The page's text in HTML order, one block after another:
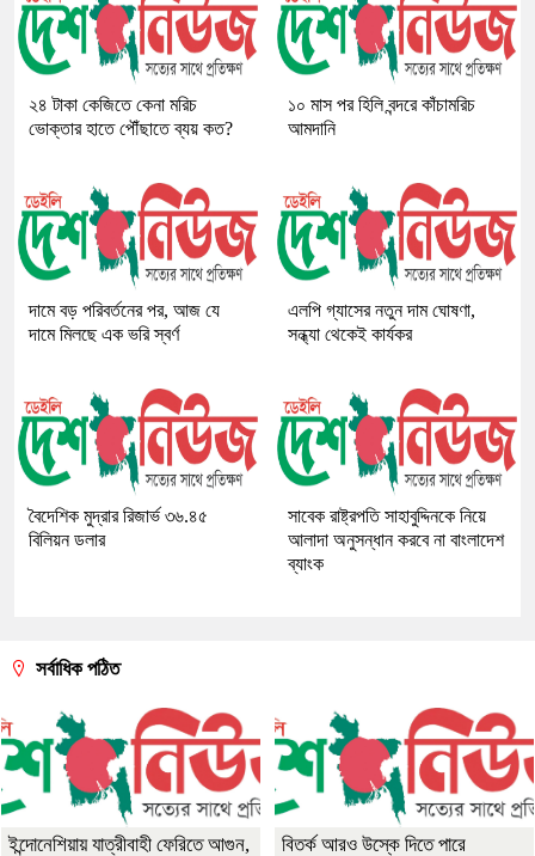
২৪ টাকা কেজিতে কেনা মরিচ
ভোক্তার হাতে পৌঁছাতে ব্যয় কত?
১০ মাস পর হিলি বন্দরে কাঁচামরিচ
আমদানি
দামে বড় পরিবর্তনের পর, আজ যে
দামে মিলছে এক ভরি স্বর্ণ
এলপি গ্যাসের নতুন দাম ঘোষণা,
সন্ধ্যা থেকেই কার্যকর
বৈদেশিক মুদ্রার রিজার্ভ ৩৬.৪৫
বিলিয়ন ডলার
সাবেক রাষ্ট্রপতি সাহাবুদ্দিনকে নিয়ে
আলাদা অনুসন্ধান করবে না বাংলাদেশ
ব্যাংক
সর্বাধিক পঠিত
ইন্দোনেশিয়ায় যাত্রীবাহী ফেরিতে আগুন,
বিতর্ক আরও উস্কে দিতে পারে